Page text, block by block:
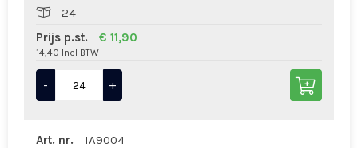
24
Prijs p.st.
€ 11,90
14,40 Incl BTW
- +
Art. nr.
IA9004